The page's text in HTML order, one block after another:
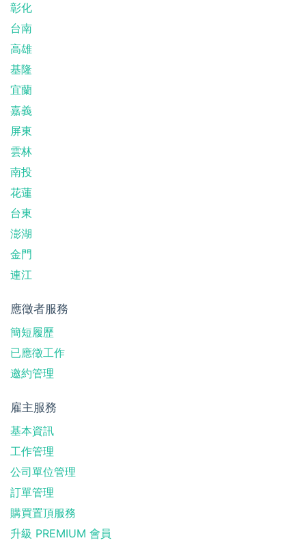
彰化
台南
高雄
基隆
宜蘭
嘉義
屏東
雲林
南投
花蓮
台東
澎湖
金門
連江
應徵者服務
簡短履歷
已應徵工作
邀約管理
雇主服務
基本資訊
工作管理
公司單位管理
訂單管理
購買置頂服務
升級 PREMIUM 會員